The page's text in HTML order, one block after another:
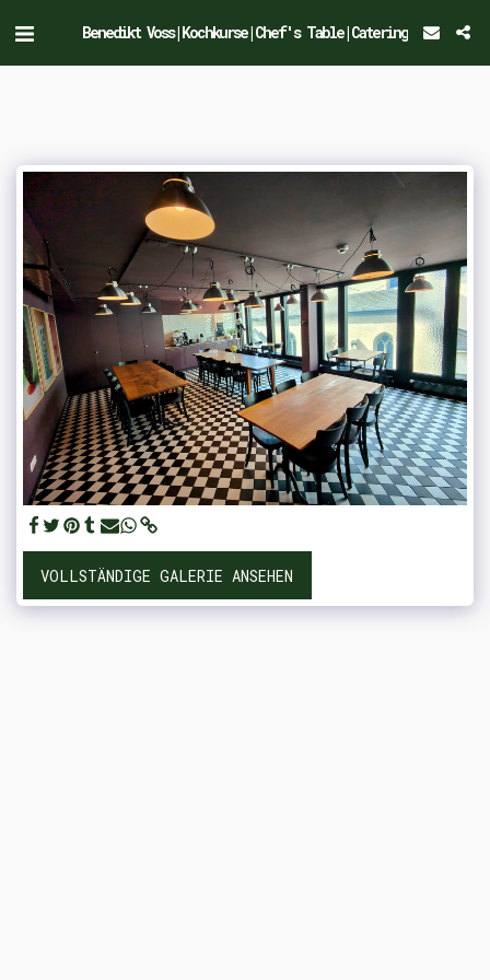
Benedikt Voss|Kochkurse|Chef's Table|Catering
VOLLSTÄNDIGE GALERIE ANSEHEN